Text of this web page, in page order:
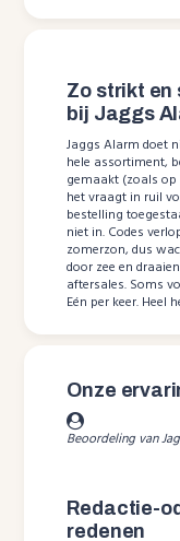
Zo strikt en
bij Jaggs
Jaggs Alarm doet
hele assortiment,
gemaakt (zoals
het vraagt in ruil
bestelling
niet in. Codes
zomerzon, dus
door zee en
aftersales. Soms
Eén per keer. Heel
Onze
Beoordeling van
Redactie-
redenen